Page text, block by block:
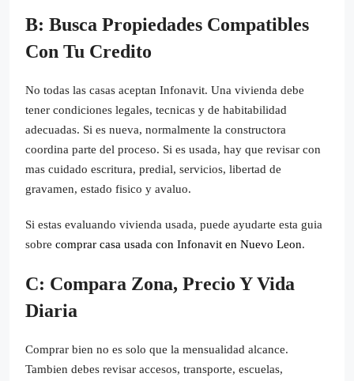
B: Busca Propiedades Compatibles
Con Tu Credito
No todas las casas aceptan Infonavit. Una vivienda debe
tener condiciones legales, tecnicas y de habitabilidad
adecuadas. Si es nueva, normalmente la constructora
coordina parte del proceso. Si es usada, hay que revisar con
mas cuidado escritura, predial, servicios, libertad de
gravamen, estado fisico y avaluo.
Si estas evaluando vivienda usada, puede ayudarte esta guia
sobre comprar casa usada con Infonavit en Nuevo Leon.
C: Compara Zona, Precio Y Vida
Diaria
Comprar bien no es solo que la mensualidad alcance.
Tambien debes revisar accesos, transporte, escuelas,